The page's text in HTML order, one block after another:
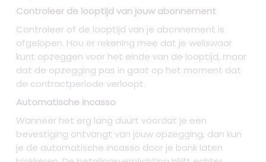
Controleer de looptijd van jouw abonnement
Controleer of de looptijd van je abonnement is
afgelopen. Hou er rekening mee dat je weliswaar
kunt opzeggen voor het einde van de looptijd, maar
dat de opzegging pas in gaat op het moment dat
de contractperiode verloopt.
Automatische incasso
Wanneer het erg lang duurt voordat je een
bevestiging ontvangt van jouw opzegging, dan kun
je de automatische incasso door je bank laten